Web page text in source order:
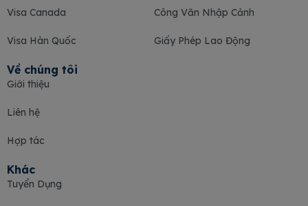
Về chúng tôi
Giới thiệu
Liên hệ
Hợp tác
Visa Canada
Visa Hàn Quốc
Công Văn Nhập Cảnh
Giấy Phép Lao Động
Khác
Tuyển Dụng